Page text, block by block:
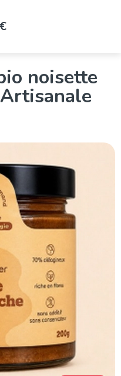
noisette